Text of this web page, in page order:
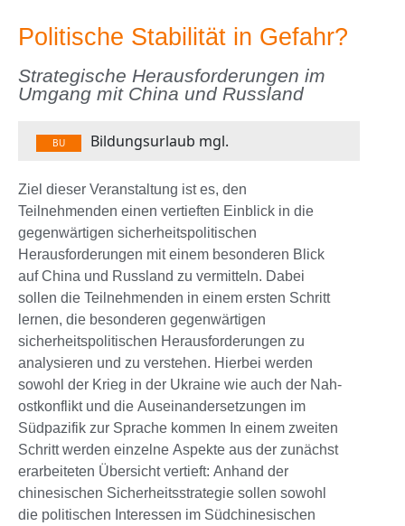
Politische Stabilität in Gefahr?
Strategische Herausforderungen im
Umgang mit China und Russland
BU Bildungsurlaub mgl.
Ziel dieser Veranstaltung ist es, den
Teilnehmenden einen vertieften Einblick in die
gegenwärtigen sicherheitspolitischen
Herausforderungen mit einem besonderen Blick
auf China und Russland zu vermitteln. Dabei
sollen die Teilnehmenden in einem ersten Schritt
lernen, die besonderen gegenwärtigen
sicherheitspolitischen Herausforderungen zu
analysieren und zu verstehen. Hierbei werden
sowohl der Krieg in der Ukraine wie auch der Nah-
ostkonflikt und die Auseinandersetzungen im
Südpazifik zur Sprache kommen In einem zweiten
Schritt werden einzelne Aspekte aus der zunächst
erarbeiteten Übersicht vertieft: Anhand der
chinesischen Sicherheitsstrategie sollen sowohl
die politischen Interessen im Südchinesischen